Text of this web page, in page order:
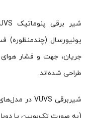
یونیورسال
جریان، جهت و فشار
طراحی شده‌اند.